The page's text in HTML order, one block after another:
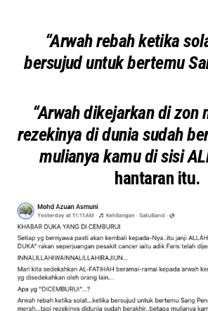
“Arwah rebah ketika
bersujud untuk bertemu
“Arwah dikejarkan di
rezekinya di dunia sudah
mulianya kamu di sisi
hantaran itu.